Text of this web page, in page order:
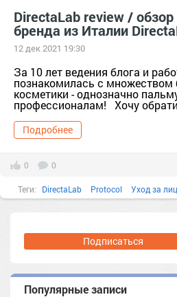
DirectaLab review /
бренда из Италии
12 дек 2021 19:30
За 10 лет ведения блога и
познакомилась с множеством
косметики - однозначно
профессионалам! Хочу
Подробнее
0 0
Теги: DirectaLab Protocol Уход за
Подписаться
Популярные записи